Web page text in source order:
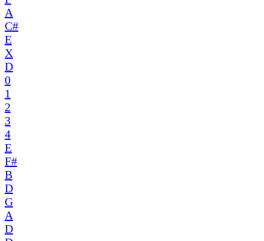
A
C#
E
X
D
0
1
2
3
4
E
F#
B
D
G
A
D